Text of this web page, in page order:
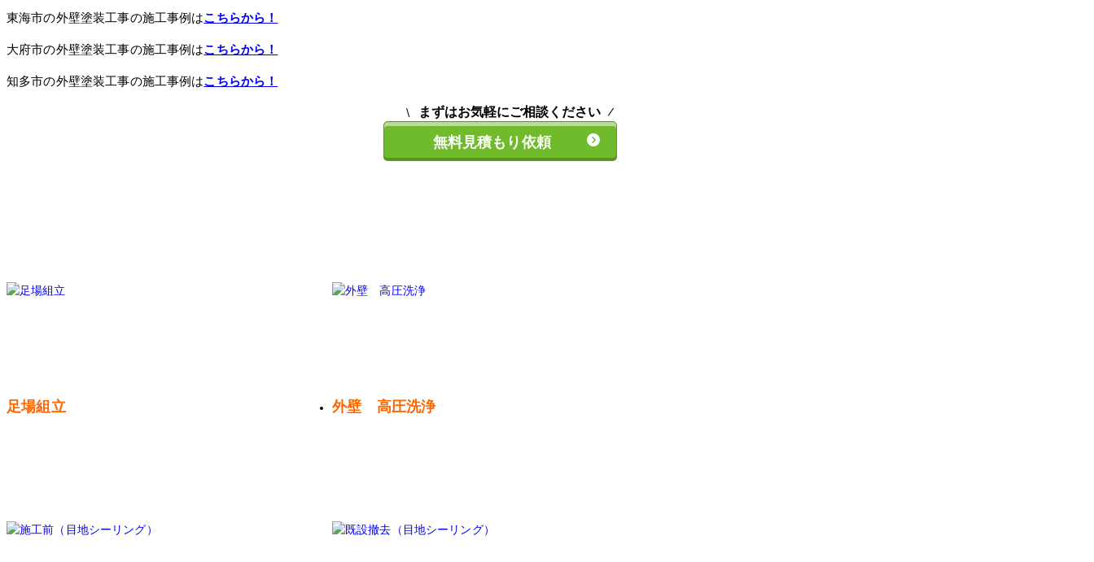
東海市の外壁塗装工事の施工事例はこちらから！
大府市の外壁塗装工事の施工事例はこちらから！
知多市の外壁塗装工事の施工事例はこちらから！
まずはお気軽にご相談ください
無料見積もり依頼
足場組立 外壁 高圧洗浄